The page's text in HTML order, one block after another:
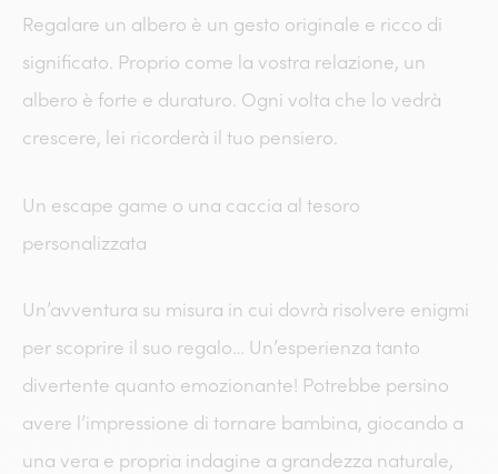
Regalare un albero è un gesto originale e ricco di
significato. Proprio come la vostra relazione, un
albero è forte e duraturo. Ogni volta che lo vedrà
crescere, lei ricorderà il tuo pensiero.
Un escape game o una caccia al tesoro
personalizzata
Un’avventura su misura in cui dovrà risolvere enigmi
per scoprire il suo regalo… Un’esperienza tanto
divertente quanto emozionante! Potrebbe persino
avere l’impressione di tornare bambina, giocando a
una vera e propria indagine a grandezza naturale,